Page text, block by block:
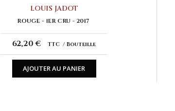
LOUIS JADOT
ROUGE 1ER CRU 2017
62,20 € TTC Bouteille
AJOUTER AU PANIER